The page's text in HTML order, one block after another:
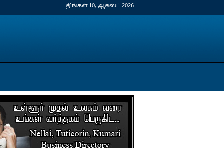
திங்கள் 10, ஆகஸ்ட் 2026